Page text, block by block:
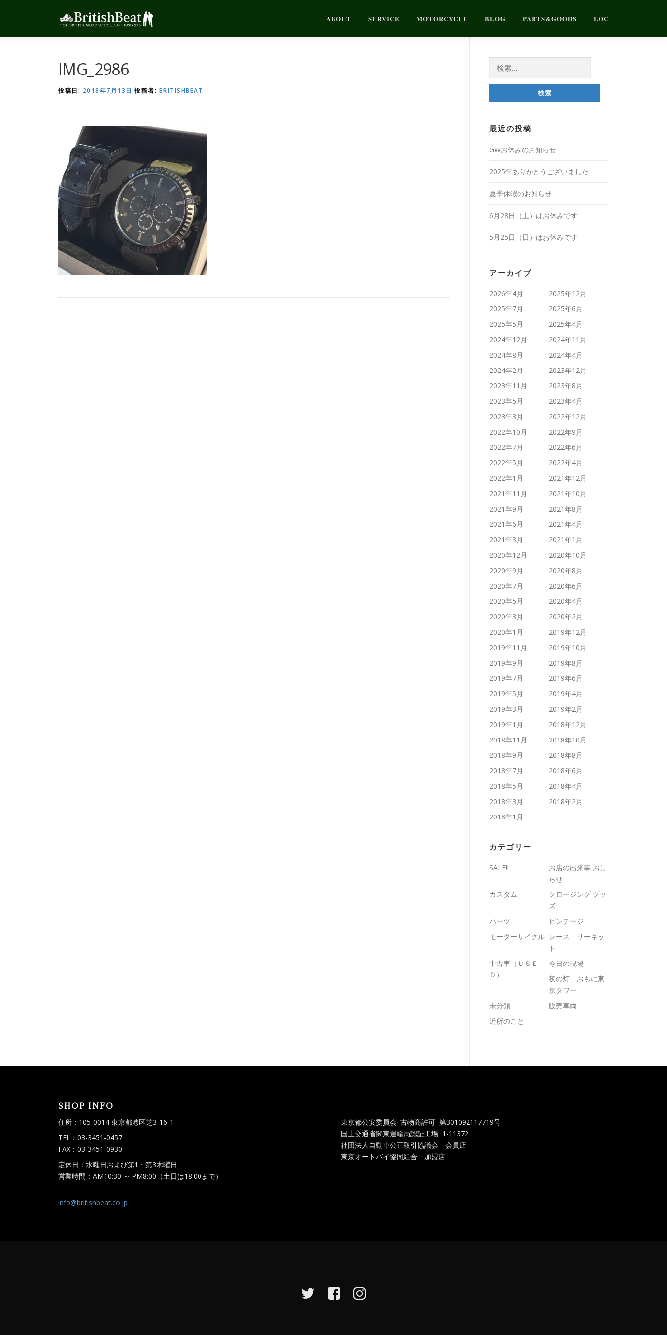
ン
ABOUT SERVICE MOTORCYCLE BLOG PARTS&GOODS LOC
IMG_2986
投稿日: 2018年7月13日 投稿者: BRITISHBEAT
最近の投稿
GWお休みのお知らせ
2025年ありがとうございました
夏季休暇のお知らせ
6月28日（土）はお休みです
5月25日（日）はお休みです
アーカイブ
2026年4月
2025年12月
2025年7月
2025年6月
2025年5月
2025年4月
2024年12月
2024年11月
2024年8月
2024年4月
2024年2月
2023年12月
2023年11月
2023年8月
2023年5月
2023年4月
2023年3月
2022年12月
2022年10月
2022年9月
2022年7月
2022年6月
2022年5月
2022年4月
2022年1月
2021年12月
2021年11月
2021年10月
2021年9月
2021年8月
2021年6月
2021年4月
2021年3月
2021年1月
2020年12月
2020年10月
2020年9月
2020年8月
2020年7月
2020年6月
2020年5月
2020年4月
2020年3月
2020年2月
2020年1月
2019年12月
2019年11月
2019年10月
2019年9月
2019年8月
2019年7月
2019年6月
2019年5月
2019年4月
2019年3月
2019年2月
2019年1月
2018年12月
2018年11月
2018年10月
2018年9月
2018年8月
2018年7月
2018年6月
2018年5月
2018年4月
2018年3月
2018年2月
2018年1月
カテゴリー
SALE!!
お店の出来事 おし
らせ
カスタム
クロージング グッ
ズ
パーツ
ビンテージ
モーターサイクル レース サーキッ
ト
中古車（ＵＳＥ
Ｄ）
今日の現場
夜の灯 おもに東
京タワー
未分類
販売車両
近所のこと
SHOP INFO
住所：105-0014 東京都港区芝3-16-1
TEL：03-3451-0457
FAX：03-3451-0930
定休日：水曜日および第1・第3木曜日
営業時間：AM10:30 ～ PM8:00（土日は18:00まで）
info@britishbeat.co.jp
東京都公安委員会 古物商許可 第301092117719号
国土交通省関東運輸局認証工場 1-11372
社団法人自動車公正取引協議会 会員店
東京オートバイ協同組合 加盟店